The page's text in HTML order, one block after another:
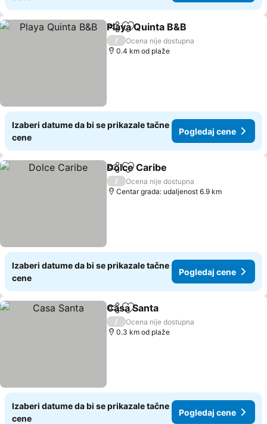
Deli Dodati u favorite
Playa Quinta B&B
/
Ocena nije dostupna
0.4 km od plaže
Izaberi datume da bi se prikazale tačne
cene
Pogledaj cene
Deli Dodati u favorite
Dolce Caribe
/
Ocena nije dostupna
Centar grada: udaljenost 6.9 km
Izaberi datume da bi se prikazale tačne
cene
Pogledaj cene
Deli Dodati u favorite
Casa Santa
/
Ocena nije dostupna
0.3 km od plaže
Izaberi datume da bi se prikazale tačne
cene
Pogledaj cene